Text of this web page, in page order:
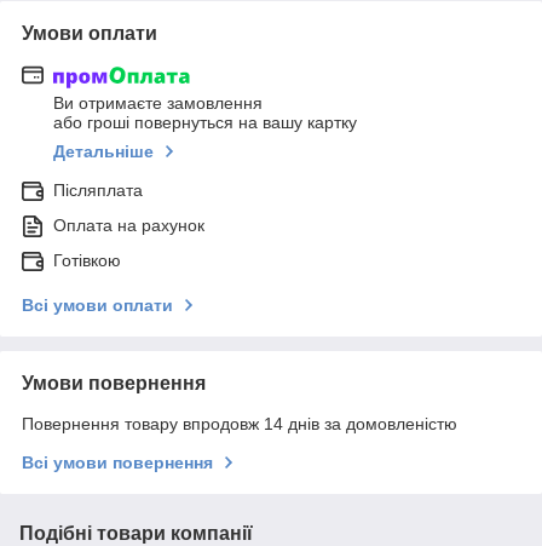
Умови оплати
Ви отримаєте замовлення
або гроші повернуться на вашу картку
Детальніше
Післяплата
Оплата на рахунок
Готівкою
Всі умови оплати
Умови повернення
Повернення товару впродовж 14 днів за домовленістю
Всі умови повернення
Подібні товари компанії